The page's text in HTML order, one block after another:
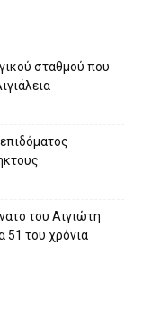
σταθμού που
του Αιγιώτη
του χρόνια